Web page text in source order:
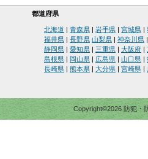
都道府県
北海道 青森県 岩手県 宮城県
福井県
長野県 山梨県 神奈川県
静岡県
愛知県 三重県 大阪府
島根県
岡山県 広島県 山口県
長崎県
熊本県 大分県 宮崎県
Copyright©2026 防犯・